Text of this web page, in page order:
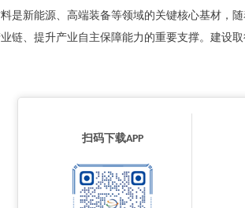
是新能源、高端装备等领域的关键核心基材，
链、提升产业自主保障能力的重要支撑。建设
扫码下载APP